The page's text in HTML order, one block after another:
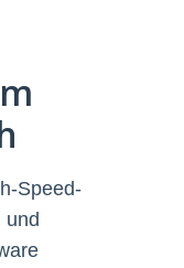
Speed-
und